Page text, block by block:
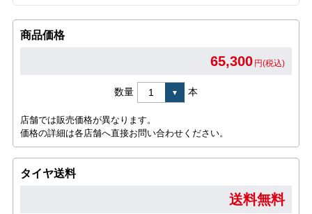
商品価格
65,300 円(税込)
数量 本
店舗では販売価格が異なります。
価格の詳細は各店舗へ直接お問い合わせください。
タイヤ送料
送料無料